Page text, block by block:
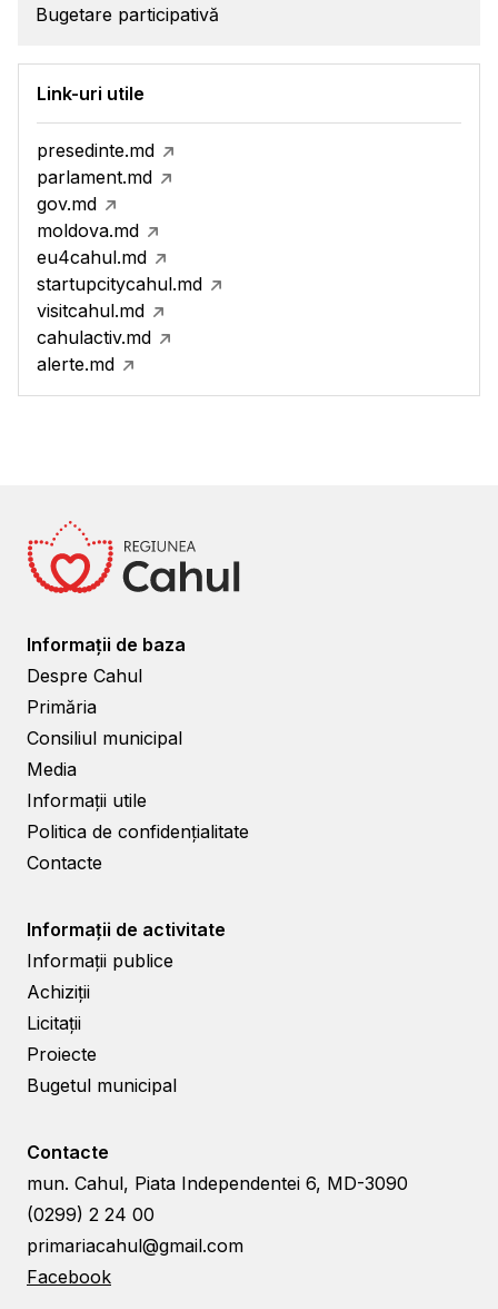
Bugetare participativă
Link-uri utile
presedinte.md
parlament.md
gov.md
moldova.md
eu4cahul.md
startupcitycahul.md
visitcahul.md
cahulactiv.md
alerte.md
Informații de baza
Despre Cahul
Primăria
Consiliul municipal
Media
Informații utile
Politica de confidențialitate
Contacte
Informații de activitate
Informații publice
Achiziții
Licitații
Proiecte
Bugetul municipal
Contacte
mun. Cahul, Piata Independentei 6, MD-3090
(0299) 2 24 00
primariacahul@gmail.com
Facebook